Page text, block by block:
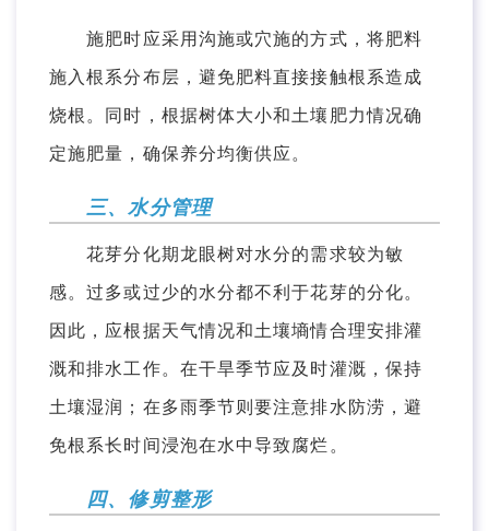
施肥时应采用沟施或穴施的方式，将肥料
施入根系分布层，避免肥料直接接触根系造成
烧根。同时，根据树体大小和土壤肥力情况确
定施肥量，确保养分均衡供应。
三、水分管理
花芽分化期龙眼树对水分的需求较为敏
感。过多或过少的水分都不利于花芽的分化。
因此，应根据天气情况和土壤墒情合理安排灌
溉和排水工作。在干旱季节应及时灌溉，保持
土壤湿润；在多雨季节则要注意排水防涝，避
免根系长时间浸泡在水中导致腐烂。
四、修剪整形